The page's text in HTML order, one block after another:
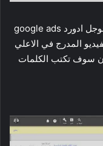
و بالطبع يجب ان تكون مسجل مسبقاً في جوجل ادورد google ads
المدرج في الاعلي
سوف تكتب الكلمات